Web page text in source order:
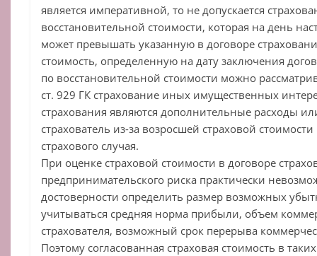
является императивной, то не допускается
восстановительной стоимости, которая на день
может превышать указанную в договоре
стоимость, определенную на дату заключения
по восстановительной стоимости можно
ст. 929 ГК страхование иных имущественных
страхования являются дополнительные расходы
страхователь из-за возросшей страховой
страхового случая.
При оценке страховой стоимости в договоре
предпринимательского риска практически
достоверности определить размер возможных
учитываться средняя норма прибыли, объем
страхователя, возможный срок перерыва
Поэтому согласованная страховая стоимость в